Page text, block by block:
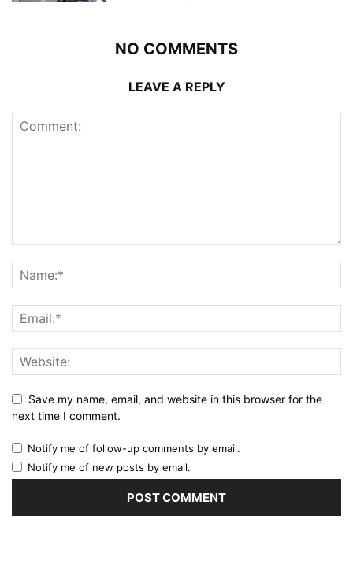
NO COMMENTS
LEAVE A REPLY
Save my name, email, and website in this browser for the
next time I comment.
Notify me of follow-up comments by email.
Notify me of new posts by email.